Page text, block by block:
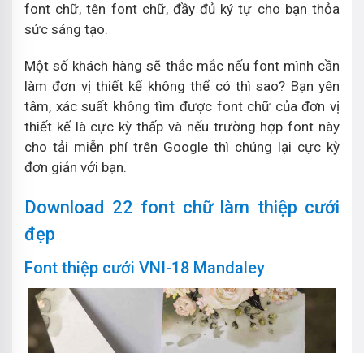
font chữ, tên font chữ, đầy đủ ký tự cho bạn thỏa
sức sáng tạo.
Một số khách hàng sẽ thắc mắc nếu font mình cần
làm đơn vị thiết kế không thể có thì sao? Bạn yên
tâm, xác suất không tìm được font chữ của đơn vị
thiết kế là cực kỳ thấp và nếu trường hợp font này
cho tải miễn phí trên Google thì chúng lại cực kỳ
đơn giản với bạn.
Download 22 font chữ làm thiệp cưới
đẹp
Font thiệp cưới VNI-18 Mandaley